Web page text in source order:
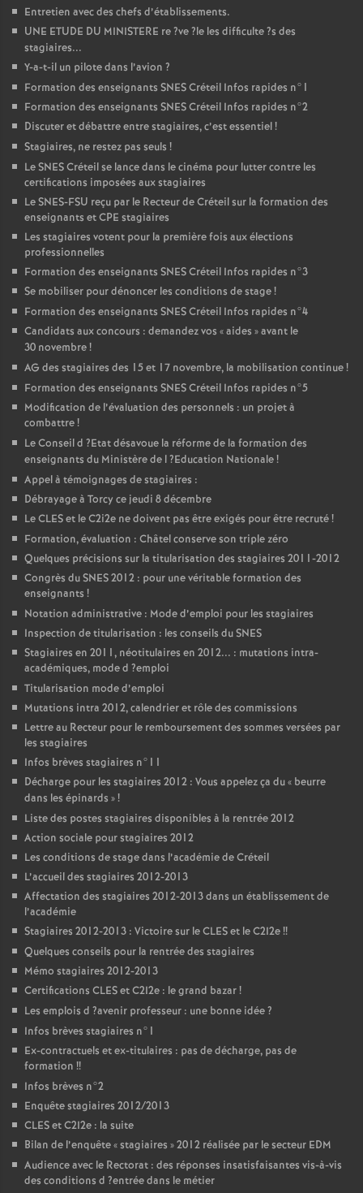
Entretien avec des chefs d’établissements.
UNE ETUDE DU MINISTERE re?ve?le les difficulte?s des
stagiaires...
Y-a-t-il un pilote dans l’avion ?
Formation des enseignants SNESCréteil Infos rapides n°1
Formation des enseignants SNESCréteil Infos rapides n°2
Discuter et débattre entre stagiaires, c’est essentiel!
Stagiaires, ne restez pas seuls !
LeSNESCréteil se lance dans le cinéma pour lutter contre les
certifications imposées aux stagiaires
LeSNES-FSU reçu par le Recteur de Créteil sur la formation des
enseignants etCPE stagiaires
Les stagiaires votent pour la première fois aux élections
professionnelles
Formation des enseignants SNESCréteil Infos rapides n°3
Se mobiliser pour dénoncer les conditions de stage!
Formation des enseignants SNESCréteil Infos rapides n°4
Candidats aux concours : demandez vos «aides » avant le
30 novembre!
AG des stagiaires des 15 et 17 novembre, la mobilisation continue!
Formation des enseignants SNESCréteil Infos rapides n°5
Modification de l’évaluation des personnels : un projet à
combattre!
Le Conseil d ?Etat désavoue la réforme de la formation des
enseignants du Ministère de l?Education Nationale!
Appel à témoignages de stagiaires :
Débrayage à Torcy ce jeudi 8 décembre
LeCLESet le C2i2e ne doivent pas être exigés pour être recruté!
Formation, évaluation : Châtel conserve son triple zéro
Quelques précisions sur la titularisation des stagiaires 2011-2012
Congrès duSNES2012 : pour une véritable formation des
enseignants !
Notation administrative : Mode d’emploi pour les stagiaires
Inspection de titularisation : les conseils duSNES
Stagiaires en 2011, néotitulaires en 2012... : mutations intra-
académiques, mode d ?emploi
Titularisation mode d’emploi
Mutations intra 2012, calendrier et rôle des commissions
Lettre au Recteur pour le remboursement des sommes versées par
les stagiaires
Infos brèves stagiaires n°11
Décharge pour les stagiaires 2012 : Vous appelez ça du « beurre
dans les épinards »!
Liste des postes stagiaires disponibles à la rentrée 2012
Action sociale pour stagiaires 2012
Les conditions de stage dans l’académie de Créteil
L’accueil des stagiaires 2012-2013
Affectation des stagiaires 2012-2013 dans un établissement de
l’académie
Stagiaires 2012-2013 : Victoire sur leCLESet le C2I2e!!
Quelques conseils pour la rentrée des stagiaires
Mémo stagiaires 2012-2013
Certifications CLESet C2I2e : le grand bazar!
Les emplois d ?avenir professeur : une bonne idée?
Infos brèves stagiaires n°1
Ex-contractuels et ex-titulaires : pas de décharge, pas de
formation !!
Infos brèves n°2
Enquête stagiaires 2012/2013
CLESet C2I2e : la suite
Bilan de l’enquête «stagiaires » 2012 réalisée par le secteur EDM
Audience avec le Rectorat : des réponses insatisfaisantes vis-à-vis
des conditions d ?entrée dans le métier